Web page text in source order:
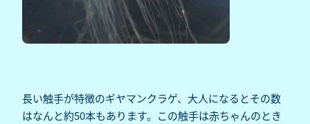
長い触手が特徴のギヤマンクラゲ、大人になるとその数
はなんと約50本もあります。この触手は赤ちゃんのとき